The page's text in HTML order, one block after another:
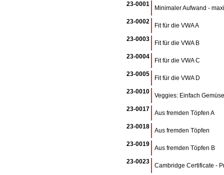
23-0001
Minimaler Aufwand -
23-0002
Fit für die VWA A
23-0003
Fit für die VWA B
23-0004
Fit für die VWA C
23-0005
Fit für die VWA D
23-0010
Veggies: Einfach
23-0017
Aus fremden Töpfen A
23-0018
Aus fremden Töpfen
23-0019
Aus fremden Töpfen B
23-0023
Cambridge Certificate -